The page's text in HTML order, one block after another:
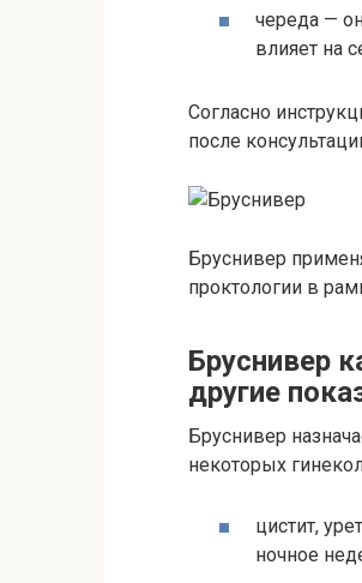
череда —
влияет на
Согласно
после
Бруснивер
проктологии в
Бруснивер
другие
Бруснивер
некоторых
цистит,
ночное